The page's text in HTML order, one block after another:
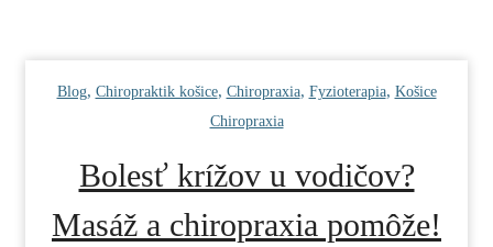
Blog, Chiropraktik košice, Chiropraxia, Fyzioterapia, Košice
Chiropraxia
Bolesť krížov u vodičov?
Masáž a chiropraxia pomôže!